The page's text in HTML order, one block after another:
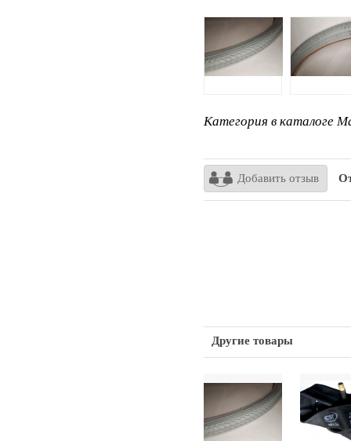
Категория в каталоге
Добавить отзыв
Другие товары